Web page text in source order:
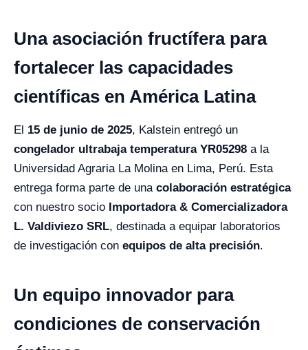
Una asociación fructífera para
fortalecer las capacidades
científicas en América Latina
El 15 de junio de 2025, Kalstein entregó un
congelador ultrabaja temperatura YR05298 a la
Universidad Agraria La Molina en Lima, Perú. Esta
entrega forma parte de una colaboración estratégica
con nuestro socio Importadora & Comercializadora
L. Valdiviezo SRL, destinada a equipar laboratorios
de investigación con equipos de alta precisión.
Un equipo innovador para
condiciones de conservación